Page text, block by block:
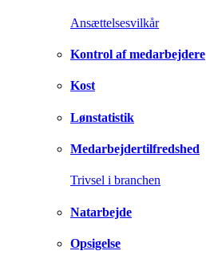
Ansættelsesvilkår
Kontrol af medarbejdere
Kost
Lønstatistik
Medarbejdertilfredshed
Trivsel i branchen
Natarbejde
Opsigelse